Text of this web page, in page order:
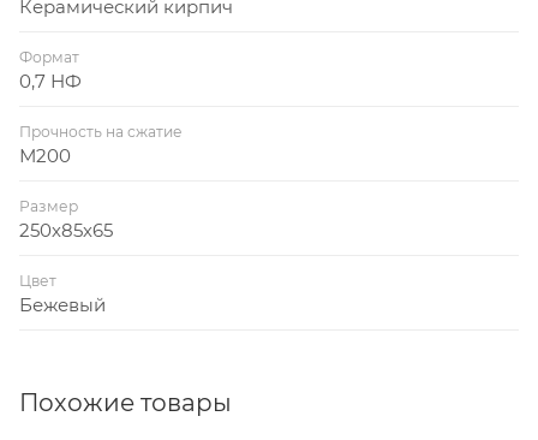
Керамический кирпич
Формат
0,7 НФ
Прочность на сжатие
М200
Размер
250х85х65
Цвет
Бежевый
Похожие товары